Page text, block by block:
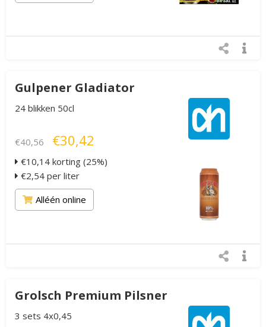
Gulpener Gladiator
24 blikken 50cl
€40,56 €30,42
€10,14 korting (25%)
€2,54 per liter
Alléén online
Grolsch Premium Pilsner
3 sets 4x0,45